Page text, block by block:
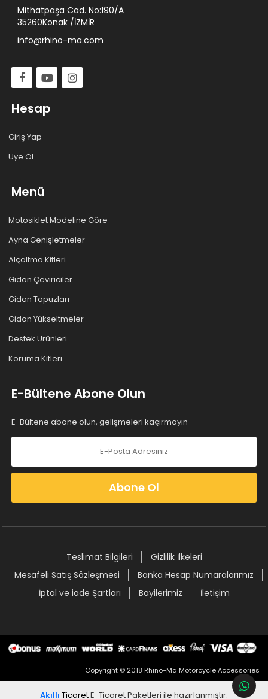
Mithatpaşa Cad. No:190/A
35260Konak /İZMİR
info@rhino-ma.com
Hesap
Giriş Yap
Üye Ol
Menü
Motosiklet Modeline Göre
Ayna Genişletmeler
Alçaltma Kitleri
Gidon Çeviriciler
Gidon Topuzları
Gidon Yükseltmeler
Destek Ürünleri
Koruma Kitleri
E-Bültene Abone Olun
E-Bültene abone olun, gelişmeleri kaçırmayın
Abone Ol
Teslimat Bilgileri
Gizlilik İlkeleri
Mesafeli Satış Sözleşmesi
Banka Hesap Numaralarımız
İptal ve iade Şartları
Bayilerimiz İletişim
Copyright © 2018 Rhino-Ma Motorcycle Accessories
Akıllı TicaretE-Ticaret Paketleri ile hazırlanmıştır.